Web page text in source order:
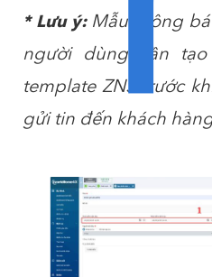
* Lưu ý: Mẫu thông
người dùng cần
template ZNS trước
gửi tin đến khách